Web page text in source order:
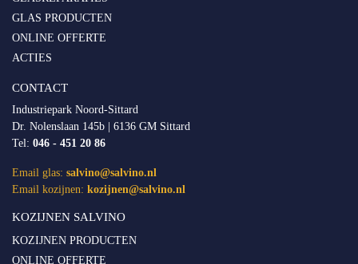
GLAS PRODUCTEN
ONLINE OFFERTE
ACTIES
KOZIJNEN SALVINO
KOZIJNEN PRODUCTEN
ONLINE OFFERTE
CONTACT
Industriepark Noord-Sittard
Dr. Nolenslaan 145b | 6136 GM Sittard
Tel: 046 - 451 20 86
Email glas: salvino@salvino.nl
Email kozijnen: kozijnen@salvino.nl